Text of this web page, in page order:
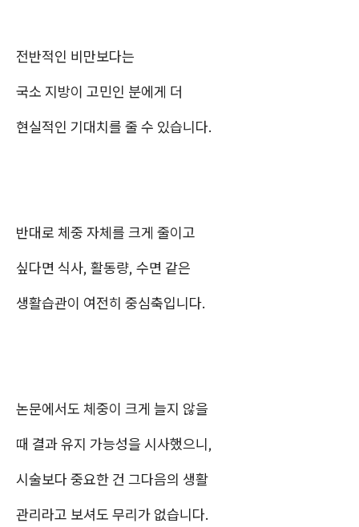
전반적인 비만보다는
국소 지방이 고민인 분에게 더
현실적인 기대치를 줄 수 있습니다.
반대로 체중 자체를 크게 줄이고
싶다면 식사, 활동량, 수면 같은
생활습관이 여전히 중심축입니다.
논문에서도 체중이 크게 늘지 않을
때 결과 유지 가능성을 시사했으니,
시술보다 중요한 건 그다음의 생활
관리라고 보셔도 무리가 없습니다.